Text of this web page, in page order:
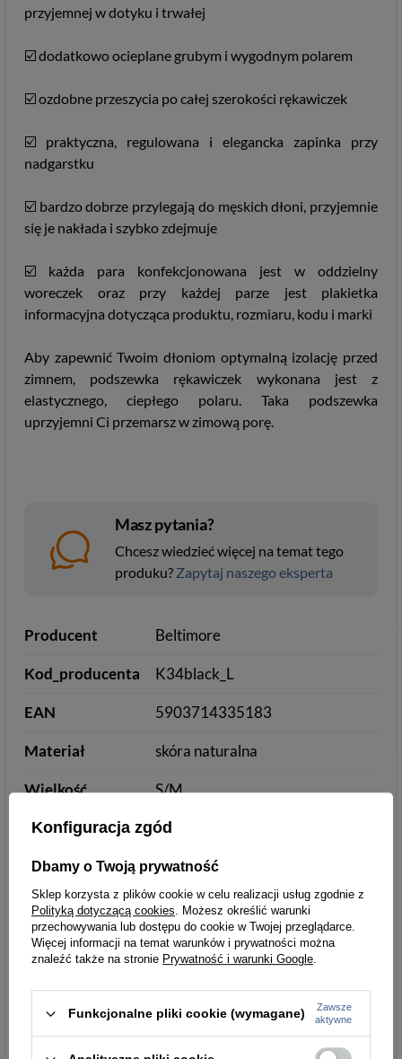
przyjemnej w dotyku i trwałej
☑️ dodatkowo ocieplane grubym i wygodnym polarem
☑️ ozdobne przeszycia po całej szerokości rękawiczek
☑️ praktyczna, regulowana i elegancka zapinka przy
nadgarstku
☑️ bardzo dobrze przylegają do męskich dłoni, przyjemnie
się je nakłada i szybko zdejmuje
☑️ każda para konfekcjonowana jest w oddzielny
woreczek oraz przy każdej parze jest plakietka
informacyjna dotycząca produktu, rozmiaru, kodu i marki
Aby zapewnić Twoim dłoniom optymalną izolację przed
zimnem, podszewka rękawiczek wykonana jest z
elastycznego, ciepłego polaru. Taka podszewka
uprzyjemni Ci przemarsz w zimową porę.
Masz pytania?
Chcesz wiedzieć więcej na temat tego
produku? Zapytaj naszego eksperta
Producent Beltimore
Kod_producenta K34black_L
EAN 5903714335183
Materiał skóra naturalna
Wielkość S/M
Długość (cm) do środkowego palca 23
Podszewka 5 cm
Kolory Tak
Rozmiar czarny
Konfiguracja zgód
Dbamy o Twoją prywatność
Sklep korzysta z plików cookie w celu realizacji usług zgodnie z
Polityką dotyczącą cookies. Możesz określić warunki
przechowywania lub dostępu do cookie w Twojej przeglądarce.
Więcej informacji na temat warunków i prywatności można
znaleźć także na stronie Prywatność i warunki Google.
Funkcjonalne pliki cookie (wymagane)
Zawsze
aktywne